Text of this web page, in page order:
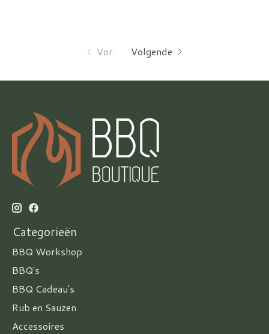
Vor. Volgende
Categorieën
BBQ Workshop
BBQ's
BBQ Cadeau's
Rub en Sauzen
Accessoires